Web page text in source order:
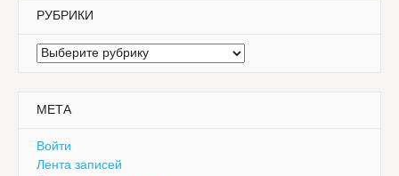
РУБРИКИ
Рубрики
МЕТА
Войти
Лента записей